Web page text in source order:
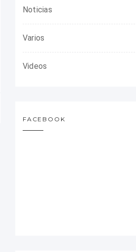
Noticias
Varios
Videos
FACEBOOK